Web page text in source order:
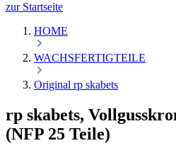
zur Startseite
HOME
WACHSFERTIGTEILE
Original rp skabets
rp skabets,
(NFP 25 Teile)